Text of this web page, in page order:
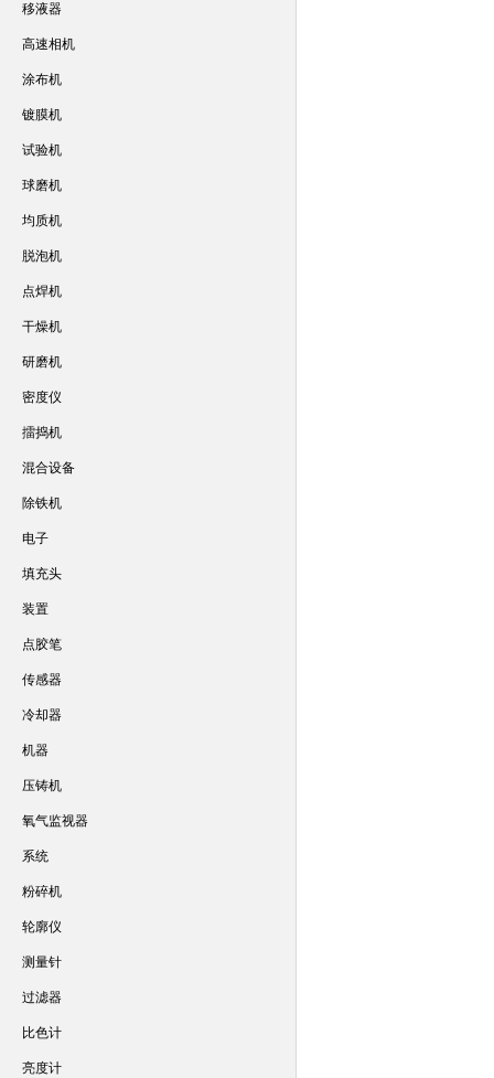
移液器
高速相机
涂布机
镀膜机
试验机
球磨机
均质机
脱泡机
点焊机
干燥机
研磨机
密度仪
擂捣机
混合设备
除铁机
电子
填充头
装置
点胶笔
传感器
冷却器
机器
压铸机
氧气监视器
系统
粉碎机
轮廓仪
测量针
过滤器
比色计
亮度计